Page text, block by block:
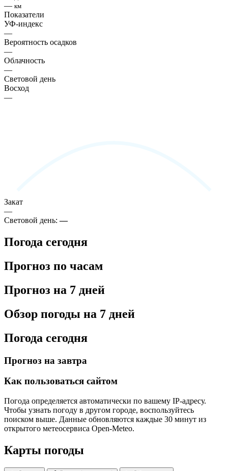
— км
Показатели
УФ-индекс
—
Вероятность осадков
—
Облачность
—
Световой день
Восход
—
Закат
—
Световой день:—
Погода сегодня
Прогноз по часам
Прогноз на 7 дней
Обзор погоды на 7 дней
Погода сегодня
Прогноз на завтра
Как пользоваться сайтом
Погода определяется автоматически по вашему IP-адресу.
Чтобы узнать погоду в другом городе, воспользуйтесь
поиском выше. Данные обновляются каждые 30 минут из
открытого метеосервиса Open-Meteo.
Карты погоды